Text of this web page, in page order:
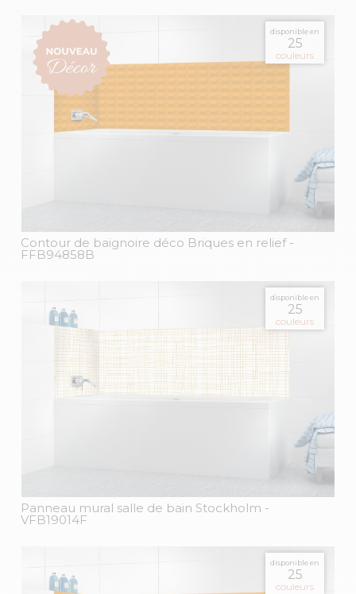
disponible en
25
couleurs
Contour de baignoire déco Briques en relief -
FFB94858B
disponible en
25
couleurs
Panneau mural salle de bain Stockholm -
VFB19014F
disponible en
25
couleurs